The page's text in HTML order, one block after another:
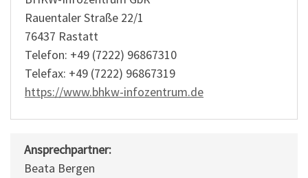
Rauentaler Straße 22/1
76437 Rastatt
Telefon: +49 (7222) 96867310
Telefax: +49 (7222) 96867319
https://www.bhkw-infozentrum.de
Ansprechpartner:
Beata Bergen